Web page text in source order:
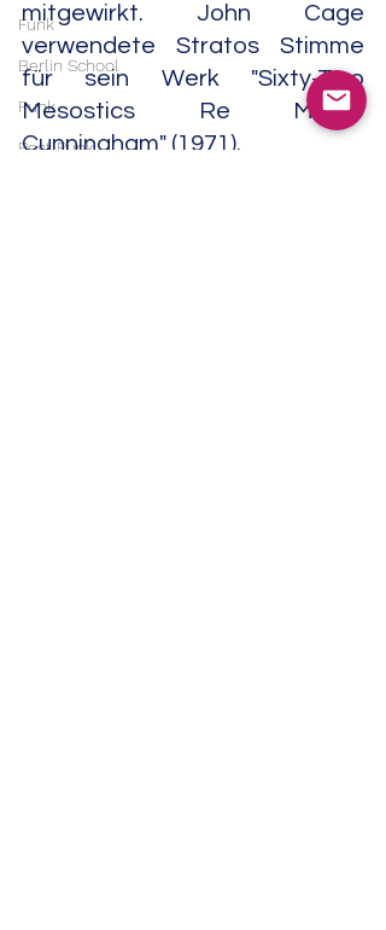
Funk
Berlin School
Punk
Post Punk
mitgewirkt. John Cage
verwendete Stratos Stimme
für sein Werk "Sixty-Two
Mesostics Re Merce
Cunningham" (1971).